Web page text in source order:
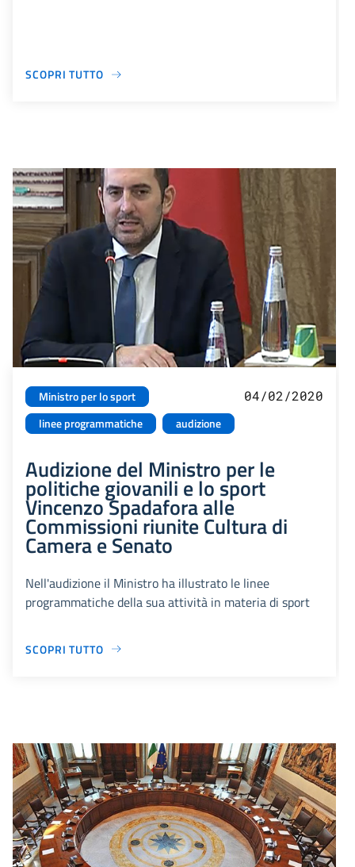
SCOPRI TUTTO
Ministro per lo sport
linee programmatiche
audizione
04/02/2020
Audizione del Ministro per le
politiche giovanili e lo sport
Vincenzo Spadafora alle
Commissioni riunite Cultura di
Camera e Senato
Nell'audizione il Ministro ha illustrato le linee
programmatiche della sua attività in materia di sport
SCOPRI TUTTO